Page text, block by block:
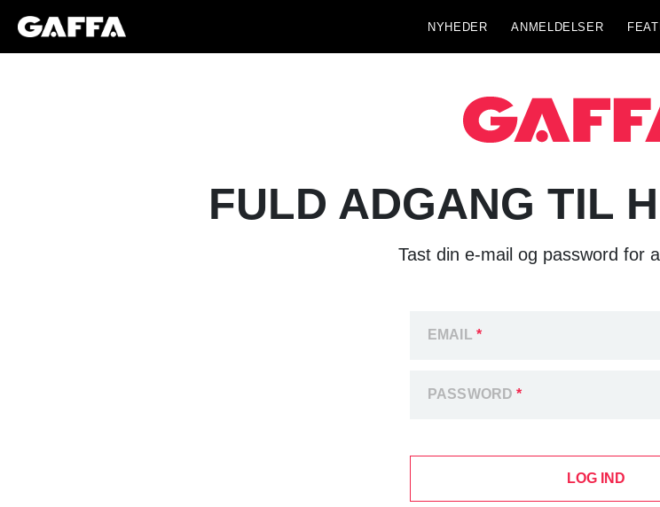
NYHEDER ANMELDELSER
FULD ADGANG TIL
Tast din e-mail og password for
EMAIL *
PASSWORD*
LOG IND